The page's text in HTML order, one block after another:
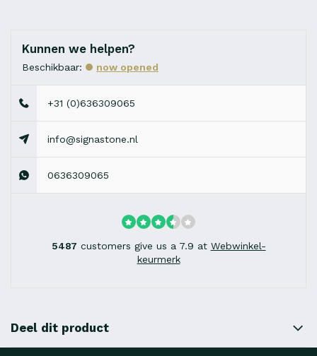
Kunnen we helpen?
Beschikbaar: now opened
+31 (0)636309065
info@signastone.nl
0636309065
5487 customers give us a 7.9 at Webwinkel-
keurmerk
Deel dit product